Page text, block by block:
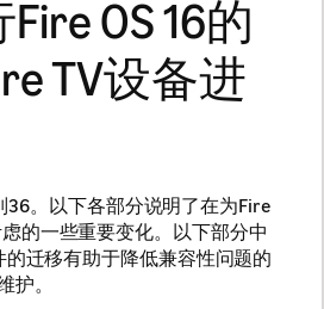
OS 16的
TV设备进
36。以下各部分说明了在为Fire
的一些重要变化。以下部分中
迁移有助于降低兼容性问题的
护。